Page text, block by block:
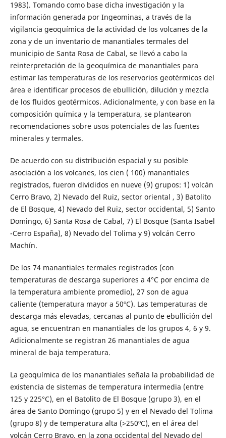
1983). Tomando como base dicha investigación y la
información generada por Ingeominas, a través de la
vigilancia geoquímica de la actividad de los volcanes de la
zona y de un inventario de manantiales termales del
municipio de Santa Rosa de Cabal, se llevó a cabo la
reinterpretación de la geoquímica de manantiales para
estimar las temperaturas de los reservorios geotérmicos del
área e identificar procesos de ebullición, dilución y mezcla
de los fluidos geotérmicos. Adicionalmente, y con base en la
composición química y la temperatura, se plantearon
recomendaciones sobre usos potenciales de las fuentes
minerales y termales.
De acuerdo con su distribución espacial y su posible
asociación a los volcanes, los cien ( 100) manantiales
registrados, fueron divididos en nueve (9) grupos: 1) volcán
Cerro Bravo, 2) Nevado del Ruiz, sector oriental , 3) Batolito
de El Bosque, 4) Nevado del Ruiz, sector occidental, 5) Santo
Domingo, 6) Santa Rosa de Cabal, 7) El Bosque (Santa Isabel
-Cerro España), 8) Nevado del Tolima y 9) volcán Cerro
Machín.
De los 74 manantiales termales registrados (con
temperaturas de descarga superiores a 4°C por encima de
la temperatura ambiente promedio), 27 son de agua
caliente (temperatura mayor a 50ºC). Las temperaturas de
descarga más elevadas, cercanas al punto de ebullición del
agua, se encuentran en manantiales de los grupos 4, 6 y 9.
Adicionalmente se registran 26 manantiales de agua
mineral de baja temperatura.
La geoquímica de los manantiales señala la probabilidad de
existencia de sistemas de temperatura intermedia (entre
125 y 225°C), en el Batolito de El Bosque (grupo 3), en el
área de Santo Domingo (grupo 5) y en el Nevado del Tolima
(grupo 8) y de temperatura alta (>250ºC), en el área del
volcán Cerro Bravo, en la zona occidental del Nevado del